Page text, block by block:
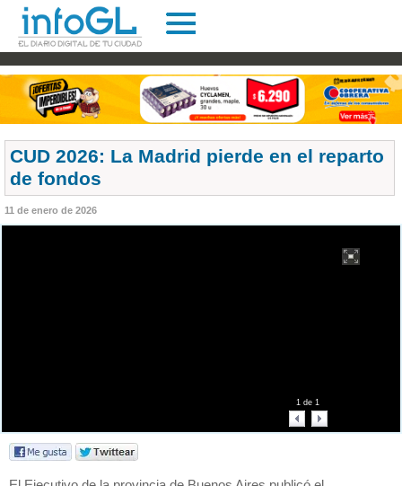
CUD 2026: La Madrid pierde en el reparto
de fondos
11 de enero de 2026
1de 1